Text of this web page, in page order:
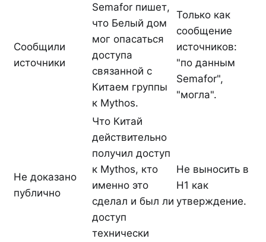
Сообщили
источники
Semafor пишет,
что Белый дом
мог опасаться
доступа
связанной с
Китаем группы
к Mythos.
Только как
сообщение
источников:
"по данным
Semafor",
"могла".
Не доказано
публично
Что Китай
действительно
получил доступ
к Mythos, кто
именно это
сделал и был ли
доступ
технически
Не выносить в
H1 как
утверждение.